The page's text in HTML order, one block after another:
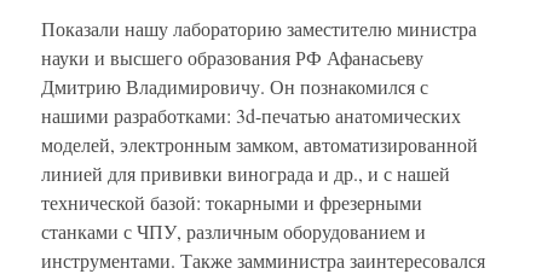
Показали нашу лабораторию заместителю министра
науки и высшего образования РФ Афанасьеву
Дмитрию Владимировичу. Он познакомился с
нашими разработками: 3d-печатью анатомических
моделей, электронным замком, автоматизированной
линией для прививки винограда и др., и с нашей
технической базой: токарными и фрезерными
станками с ЧПУ, различным оборудованием и
инструментами. Также замминистра заинтересовался